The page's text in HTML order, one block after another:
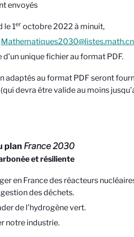
envoyés
le 1eroctobre 2022 à minuit,
unique fichier au format PDF.
adaptés au format PDF seront
devra être valide au moins
plan France 2030
et résiliente
en France des réacteurs
des déchets.
de l’hydrogène vert.
notre industrie.